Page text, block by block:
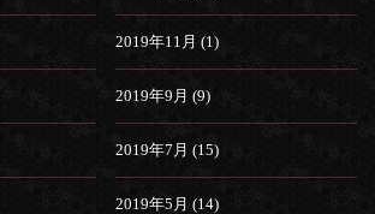
2019年11月 (1)
2019年9月 (9)
2019年7月 (15)
2019年5月 (14)